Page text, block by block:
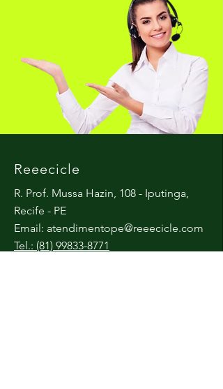
Reeecicle
R. Prof. Mussa Hazin, 108 - Iputinga,
Recife - PE
Email: atendimentope@reeecicle.com
Tel.: (81) 99833-8771